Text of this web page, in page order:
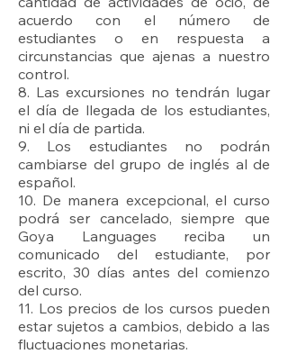
acuerdo con el número de
estudiantes o en respuesta a
circunstancias que ajenas a nuestro
control.
8. Las excursiones no tendrán lugar
el día de llegada de los estudiantes,
ni el día de partida.
9. Los estudiantes no podrán
cambiarse del grupo de inglés al de
español.
10. De manera excepcional, el curso
podrá ser cancelado, siempre que
Goya Languages reciba un
comunicado del estudiante, por
escrito, 30 días antes del comienzo
del curso.
11. Los precios de los cursos pueden
estar sujetos a cambios, debido a las
fluctuaciones monetarias.